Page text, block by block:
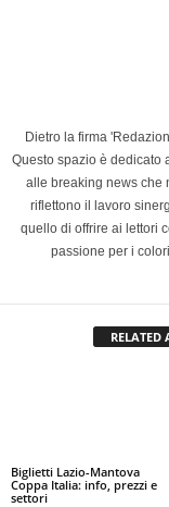
Dietro la firma
Questo spazio è dedicato
alle breaking news che
riflettono il lavoro
quello di offrire ai lettori
passione per i
RELATED
Biglietti Lazio-Mantova
Coppa Italia: info, prezzi e
settori